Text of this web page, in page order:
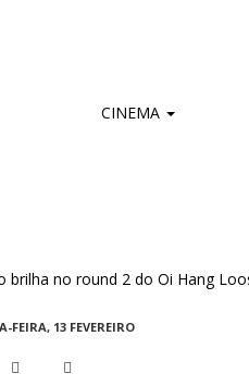
CINEMA
FEIRA, 13 FEVEREIRO